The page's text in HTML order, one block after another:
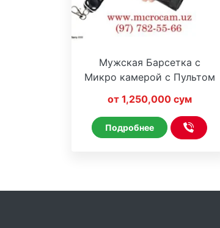
Мужская Барсетка с
Микро камерой с Пультом
от 1,250,000 сум
Подробнее